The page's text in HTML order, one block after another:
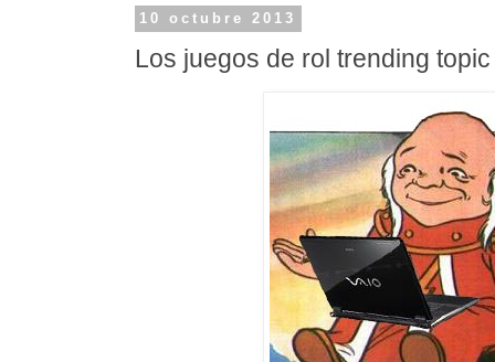
10 octubre 2013
Los juegos de rol trending